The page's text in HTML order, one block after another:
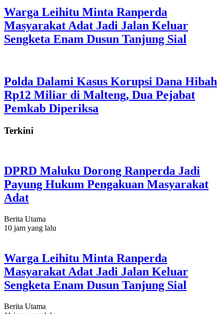
Warga Leihitu Minta Ranperda
Masyarakat Adat Jadi Jalan Keluar
Sengketa Enam Dusun Tanjung Sial
Polda Dalami Kasus Korupsi Dana Hibah
Rp12 Miliar di Malteng, Dua Pejabat
Pemkab Diperiksa
Terkini
DPRD Maluku Dorong Ranperda Jadi
Payung Hukum Pengakuan Masyarakat
Adat
Berita Utama
10 jam yang lalu
Warga Leihitu Minta Ranperda
Masyarakat Adat Jadi Jalan Keluar
Sengketa Enam Dusun Tanjung Sial
Berita Utama